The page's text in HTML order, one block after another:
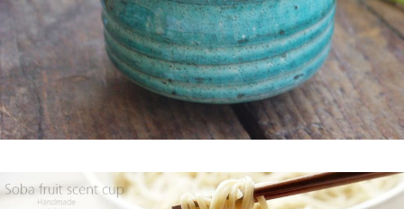
2025/2/5
≪テレビで紹介されました≫ 2024年1月21日 大垣ケーブルテレ
ビ『里見まさとのご町内探訪 おちょぼさんの参道をぶらぶら歩
くふれあい散歩』で 白いごはん器のお店 らいすぼーる 千代保稲
荷神社店が紹介されました。
≪おすすめ≫ちょこっとがうれしい♪何個あっても便利な手づく